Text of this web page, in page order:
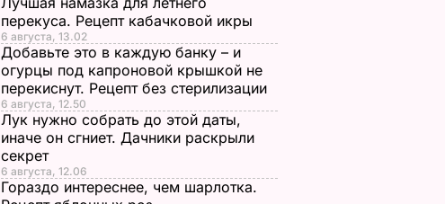
перекуса. Рецепт кабачковой икры
6 августа, 13.02
Добавьте это в каждую банку – и
огурцы под капроновой крышкой не
перекиснут. Рецепт без стерилизации
6 августа, 12.50
Лук нужно собрать до этой даты,
иначе он сгниет. Дачники раскрыли
секрет
6 августа, 12.06
Гораздо интереснее, чем шарлотка.